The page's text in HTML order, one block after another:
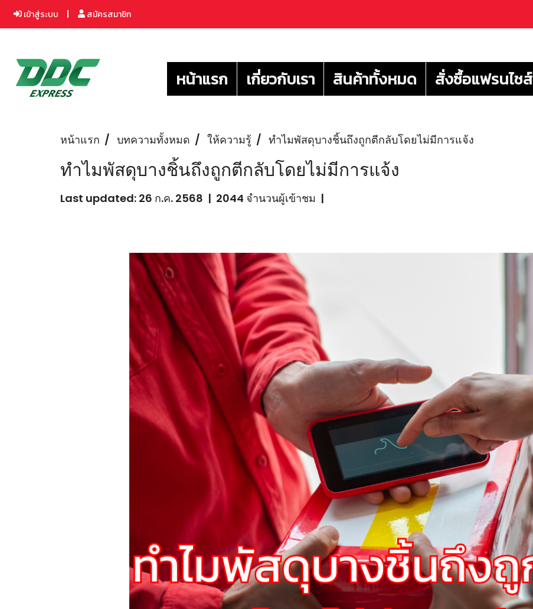
เข้าสู่ระบบ สมัครสมาชิก
หน้าแรก เกี่ยวกับเรา สินค้าทั้งหมด สั่งซื้อแฟรนไชส์
หน้าแรก บทความทั้งหมด ให้ความรู้ ทำไมพัสดุบางชิ้นถึงถูกตีกลับโดยไม่มีการแจ้ง
ทำไมพัสดุบางชิ้นถึงถูกตีกลับโดยไม่มีการแจ้ง
Last updated: 26 ก.ค. 2568 | 2044 จำนวนผู้เข้าชม |